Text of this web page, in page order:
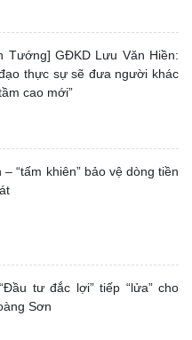
Tướng] GĐKD Lưu Văn Hiền:
thực sự sẽ đưa người khác
cao mới”
– “tấm khiên” bảo vệ dòng tiền
tư đắc lợi” tiếp “lửa” cho
Sơn